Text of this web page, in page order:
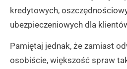
kredytowych,
ubezpieczeniowych dla
Pamiętaj jednak, że zamiast
osobiście, większość spraw